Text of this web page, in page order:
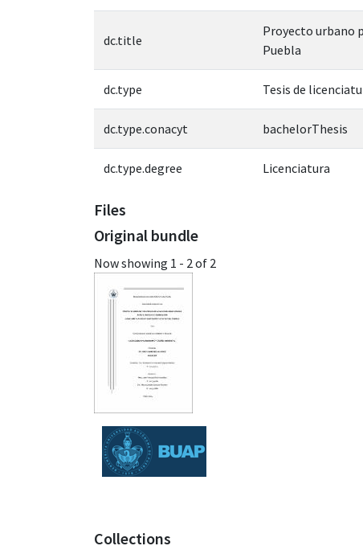
dc.title
Proyecto urbano
Puebla
dc.type Tesis de
dc.type.conacyt bachelorThesis
dc.type.degree Licenciatura
Files
Original bundle
Now showing 1 - 2 of 2
Collections